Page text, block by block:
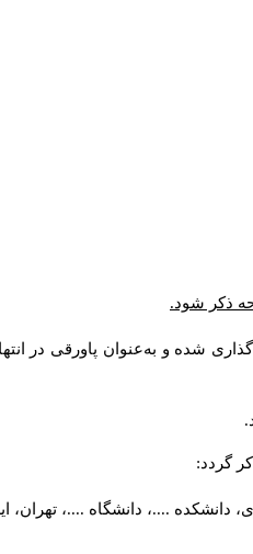
ذکر شود.
شده و به‌عنوان پاورقی در
گردد:
....، دانشگاه ....، تهران،